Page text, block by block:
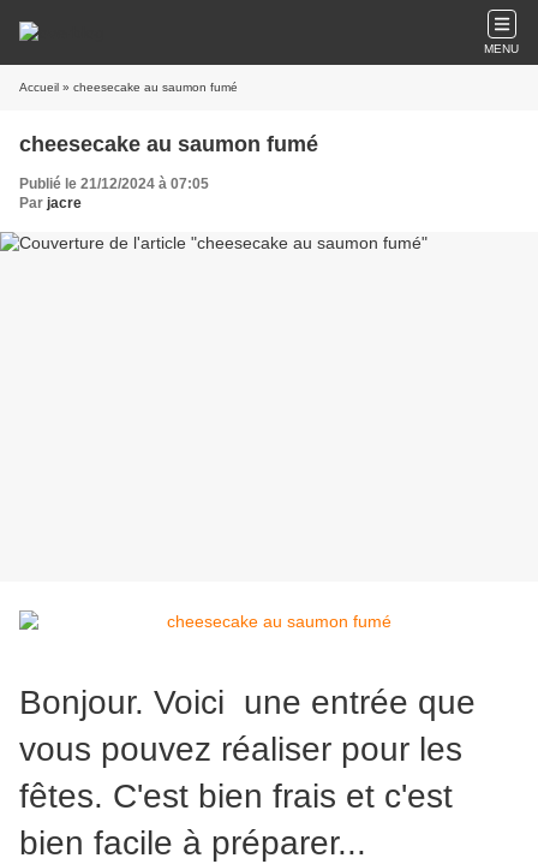
MENU
Accueil » cheesecake au saumon fumé
cheesecake au saumon fumé
Publié le 21/12/2024 à 07:05
Par jacre
Bonjour. Voici une entrée que
vous pouvez réaliser pour les
fêtes. C'est bien frais et c'est
bien facile à préparer...